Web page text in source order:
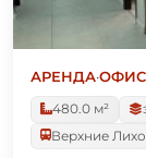
АРЕНДА·ОФИС
480.0 м²
Верхние